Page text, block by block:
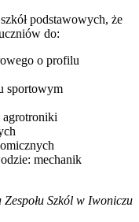
podstawowych, że
do:
o profilu
sportowym
agrotroniki
mechanik
Zespołu Szkól w Iwoniczu